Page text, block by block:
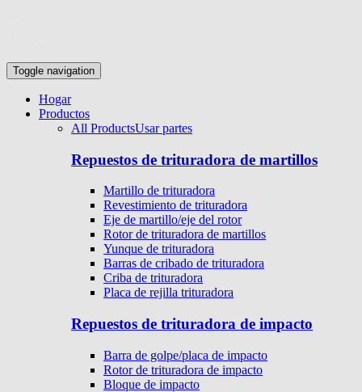
Toggle navigation
Hogar
Productos
All ProductsUsar partes
Repuestos de trituradora de martillos
Martillo de trituradora
Revestimiento de trituradora
Eje de martillo/eje del rotor
Rotor de trituradora de martillos
Yunque de trituradora
Barras de cribado de trituradora
Criba de trituradora
Placa de rejilla trituradora
Repuestos de trituradora de impacto
Barra de golpe/placa de impacto
Rotor de trituradora de impacto
Bloque de impacto